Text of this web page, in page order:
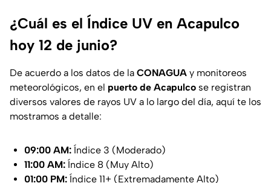
¿Cuál es el Índice UV en Acapulco
hoy 12 de junio?
De acuerdo a los datos de la CONAGUA y monitoreos
meteorológicos, en el puerto de Acapulco se registran
diversos valores de rayos UV a lo largo del día, aquí te los
mostramos a detalle:
09:00 AM: Índice 3 (Moderado)
11:00 AM: Índice 8 (Muy Alto)
01:00 PM: Índice 11+ (Extremadamente Alto)